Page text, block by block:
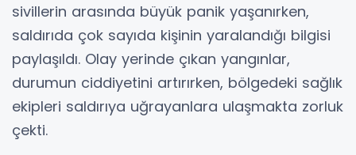
sivillerin arasında büyük panik yaşanırken,
saldırıda çok sayıda kişinin yaralandığı bilgisi
paylaşıldı. Olay yerinde çıkan yangınlar,
durumun ciddiyetini artırırken, bölgedeki sağlık
ekipleri saldırıya uğrayanlara ulaşmakta zorluk
çekti.